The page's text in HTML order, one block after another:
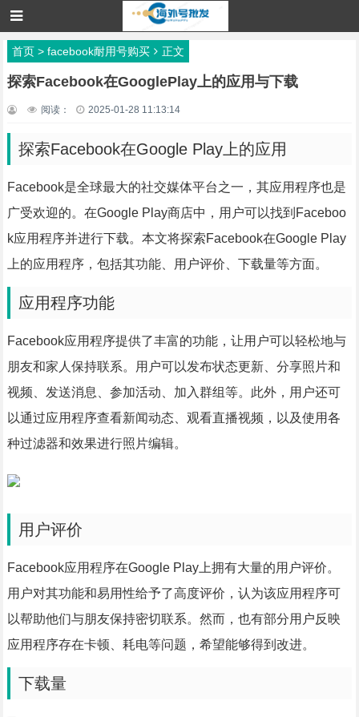
首页> facebook耐用号购买 正文
探索Facebook在GooglePlay上的应用与下载
阅读： 2025-01-28 11:13:14
探索Facebook在Google Play上的应用
Facebook是全球最大的社交媒体平台之一，其应用程序也是
广受欢迎的。在Google Play商店中，用户可以找到Faceboo
k应用程序并进行下载。本文将探索Facebook在Google Play
上的应用程序，包括其功能、用户评价、下载量等方面。
应用程序功能
Facebook应用程序提供了丰富的功能，让用户可以轻松地与
朋友和家人保持联系。用户可以发布状态更新、分享照片和
视频、发送消息、参加活动、加入群组等。此外，用户还可
以通过应用程序查看新闻动态、观看直播视频，以及使用各
种过滤器和效果进行照片编辑。
用户评价
Facebook应用程序在Google Play上拥有大量的用户评价。
用户对其功能和易用性给予了高度评价，认为该应用程序可
以帮助他们与朋友保持密切联系。然而，也有部分用户反映
应用程序存在卡顿、耗电等问题，希望能够得到改进。
下载量